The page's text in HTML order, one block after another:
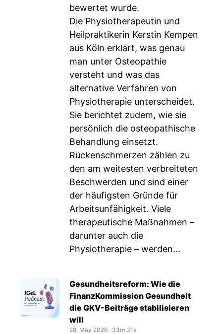
bewertet wurde.
Die Physiotherapeutin und
Heilpraktikerin Kerstin Kempen
aus Köln erklärt, was genau
man unter Osteopathie
versteht und was das
alternative Verfahren von
Physiotherapie unterscheidet.
Sie berichtet zudem, wie sie
persönlich die osteopathische
Behandlung einsetzt.
Rückenschmerzen zählen zu
den am weitesten verbreiteten
Beschwerden und sind einer
der häufigsten Gründe für
Arbeitsunfähigkeit. Viele
therapeutische Maßnahmen –
darunter auch die
Physiotherapie – werden...
Gesundheitsreform: Wie die
FinanzKommission Gesundheit
die GKV-Beiträge stabilisieren
will
28. May 2026 ‧ 33m 31s